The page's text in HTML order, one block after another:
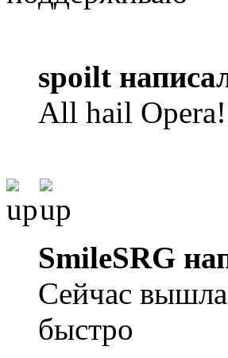
spoilt
All hail Opera!
SmileSRG
Сейчас вышла
быстро